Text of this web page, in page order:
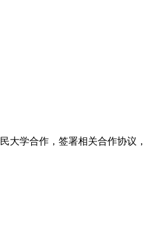
大学合作，签署相关合作协议，